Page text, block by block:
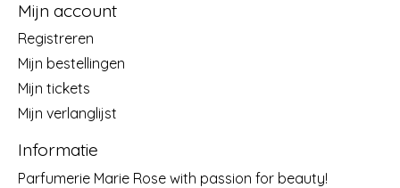
Mijn account
Registreren
Mijn bestellingen
Mijn tickets
Mijn verlanglijst
Informatie
Parfumerie Marie Rose with passion for beauty!